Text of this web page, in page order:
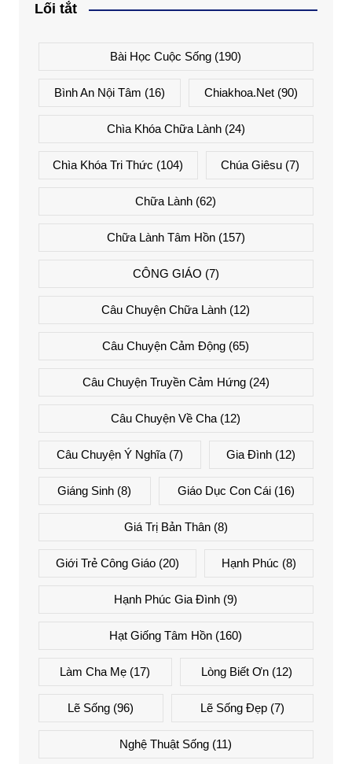
Lối tắt
Bài Học Cuộc Sống (190)
Bình An Nội Tâm (16) Chiakhoa.net (90)
Chìa Khóa Chữa Lành(24)
Chìa Khóa Tri Thức (104) Chúa Giêsu(7)
Chữa Lành (62)
Chữa Lành Tâm Hồn(157)
CÔNG GIÁO (7)
Câu Chuyện Chữa Lành (12)
Câu Chuyện Cảm Động (65)
Câu Chuyện Truyền Cảm Hứng(24)
Câu Chuyện Về Cha (12)
Câu Chuyện Ý Nghĩa(7) Gia Đình (12)
Giáng Sinh (8) Giáo Dục Con Cái(16)
Giá Trị Bản Thân(8)
Giới Trẻ Công Giáo(20) Hạnh Phúc (8)
Hạnh Phúc Gia Đình (9)
Hạt Giống Tâm Hồn (160)
Làm Cha Mẹ (17) Lòng Biết Ơn(12)
Lẽ Sống (96) Lẽ Sống Đẹp(7)
Nghệ Thuật Sống (11)